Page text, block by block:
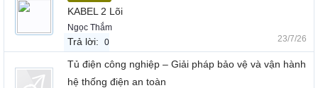
KABEL 2 Lõi
Ngọc Thắm
Trả lời: 0 23/7/26
Tủ điện công nghiệp – Giải pháp bảo vệ và vận hành
hệ thống điện an toàn